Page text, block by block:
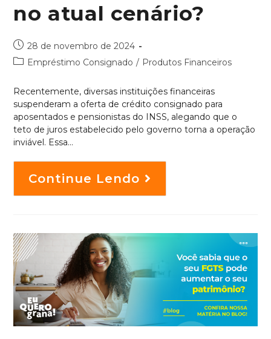
no atual cenário?
28 de novembro de 2024
Empréstimo Consignado / Produtos Financeiros
Recentemente, diversas instituições financeiras
suspenderam a oferta de crédito consignado para
aposentados e pensionistas do INSS, alegando que o
teto de juros estabelecido pelo governo torna a operação
inviável. Essa…
Continue Lendo